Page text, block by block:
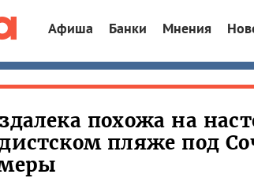
Афиша Банки Мнения
похожа на
пляже под